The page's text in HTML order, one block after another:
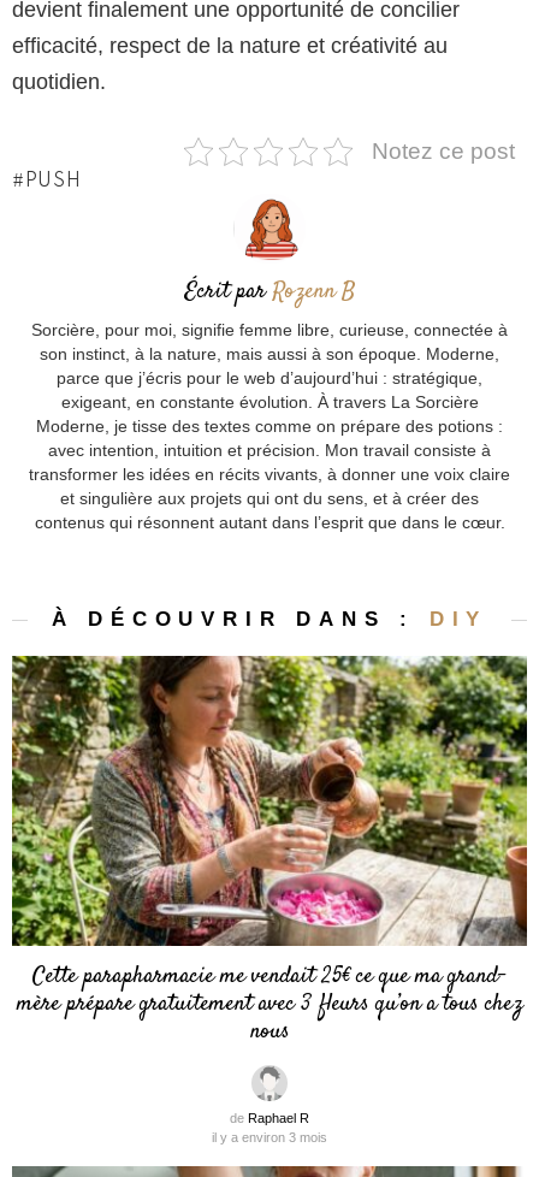
devient finalement une opportunité de concilier
efficacité, respect de la nature et créativité au
quotidien.
Notez ce post
PUSH
Écrit parRozenn B
Sorcière, pour moi, signifie femme libre, curieuse, connectée à
son instinct, à la nature, mais aussi à son époque. Moderne,
parce que j’écris pour le web d’aujourd’hui : stratégique,
exigeant, en constante évolution. À travers La Sorcière
Moderne, je tisse des textes comme on prépare des potions :
avec intention, intuition et précision. Mon travail consiste à
transformer les idées en récits vivants, à donner une voix claire
et singulière aux projets qui ont du sens, et à créer des
contenus qui résonnent autant dans l’esprit que dans le cœur.
À DÉCOUVRIR DANS : DIY
Cette parapharmacie me vendait 25€ ce que ma grand-
mère prépare gratuitement avec 3 fleurs qu’on a tous chez
nous
de Raphael R
il y a environ 3 mois